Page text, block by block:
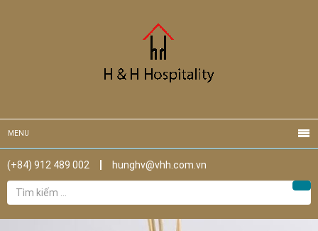
MENU
(+84) 912 489 002
hunghv@vhh.com.vn
Tìm
kiếm
cho: